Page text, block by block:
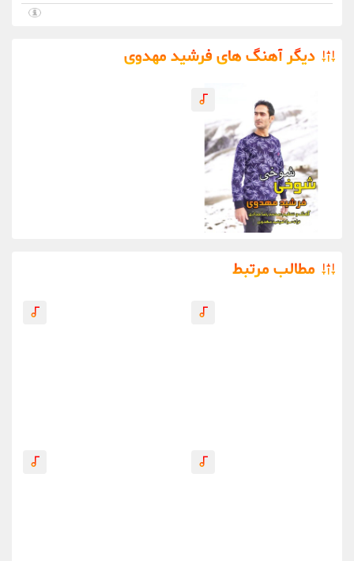
دیگر آهنگ های فرشید مهدوی
مطالب مرتبط